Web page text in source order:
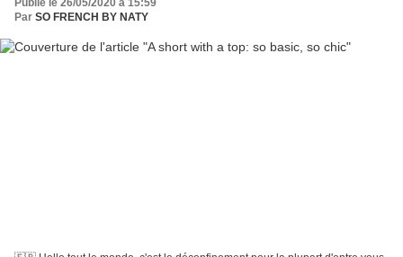
Publié le 26/05/2020 à 15:59
Par SO FRENCH BY NATY